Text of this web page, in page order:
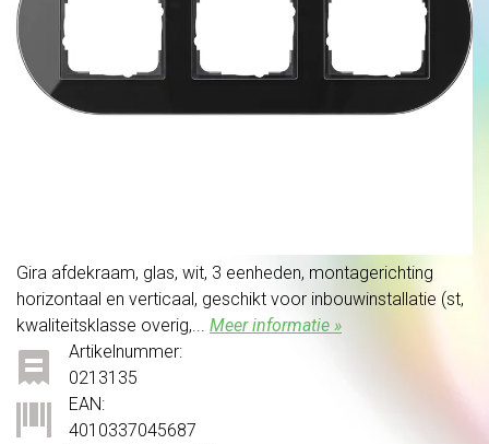
Gira afdekraam, glas, wit, 3 eenheden, montagerichting
horizontaal en verticaal, geschikt voor inbouwinstallatie (st,
kwaliteitsklasse overig,... Meer informatie »
Artikelnummer:
0213135
EAN:
4010337045687